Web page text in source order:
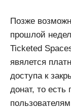
Позже
прошлой
Ticketed
явялется
доступа к
донат, то есть